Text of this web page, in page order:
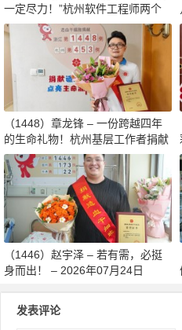
一定尽力！”杭州软件工程师两个
月减重13斤赴生命之约 – 2026年0
8月03日
（1448）章龙锋 – 一份跨越四年
的生命礼物！杭州基层工作者捐献
造血干细胞传递希望 – 2026年07
月27日
（1446）赵宇泽 – 若有需，必挺
身而出！ – 2026年07月24日
发表评论